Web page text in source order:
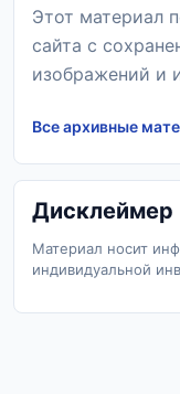
Этот материал
сайта с
изображений и
Все архивные
Дисклеймер
Материал носит
индивидуальной